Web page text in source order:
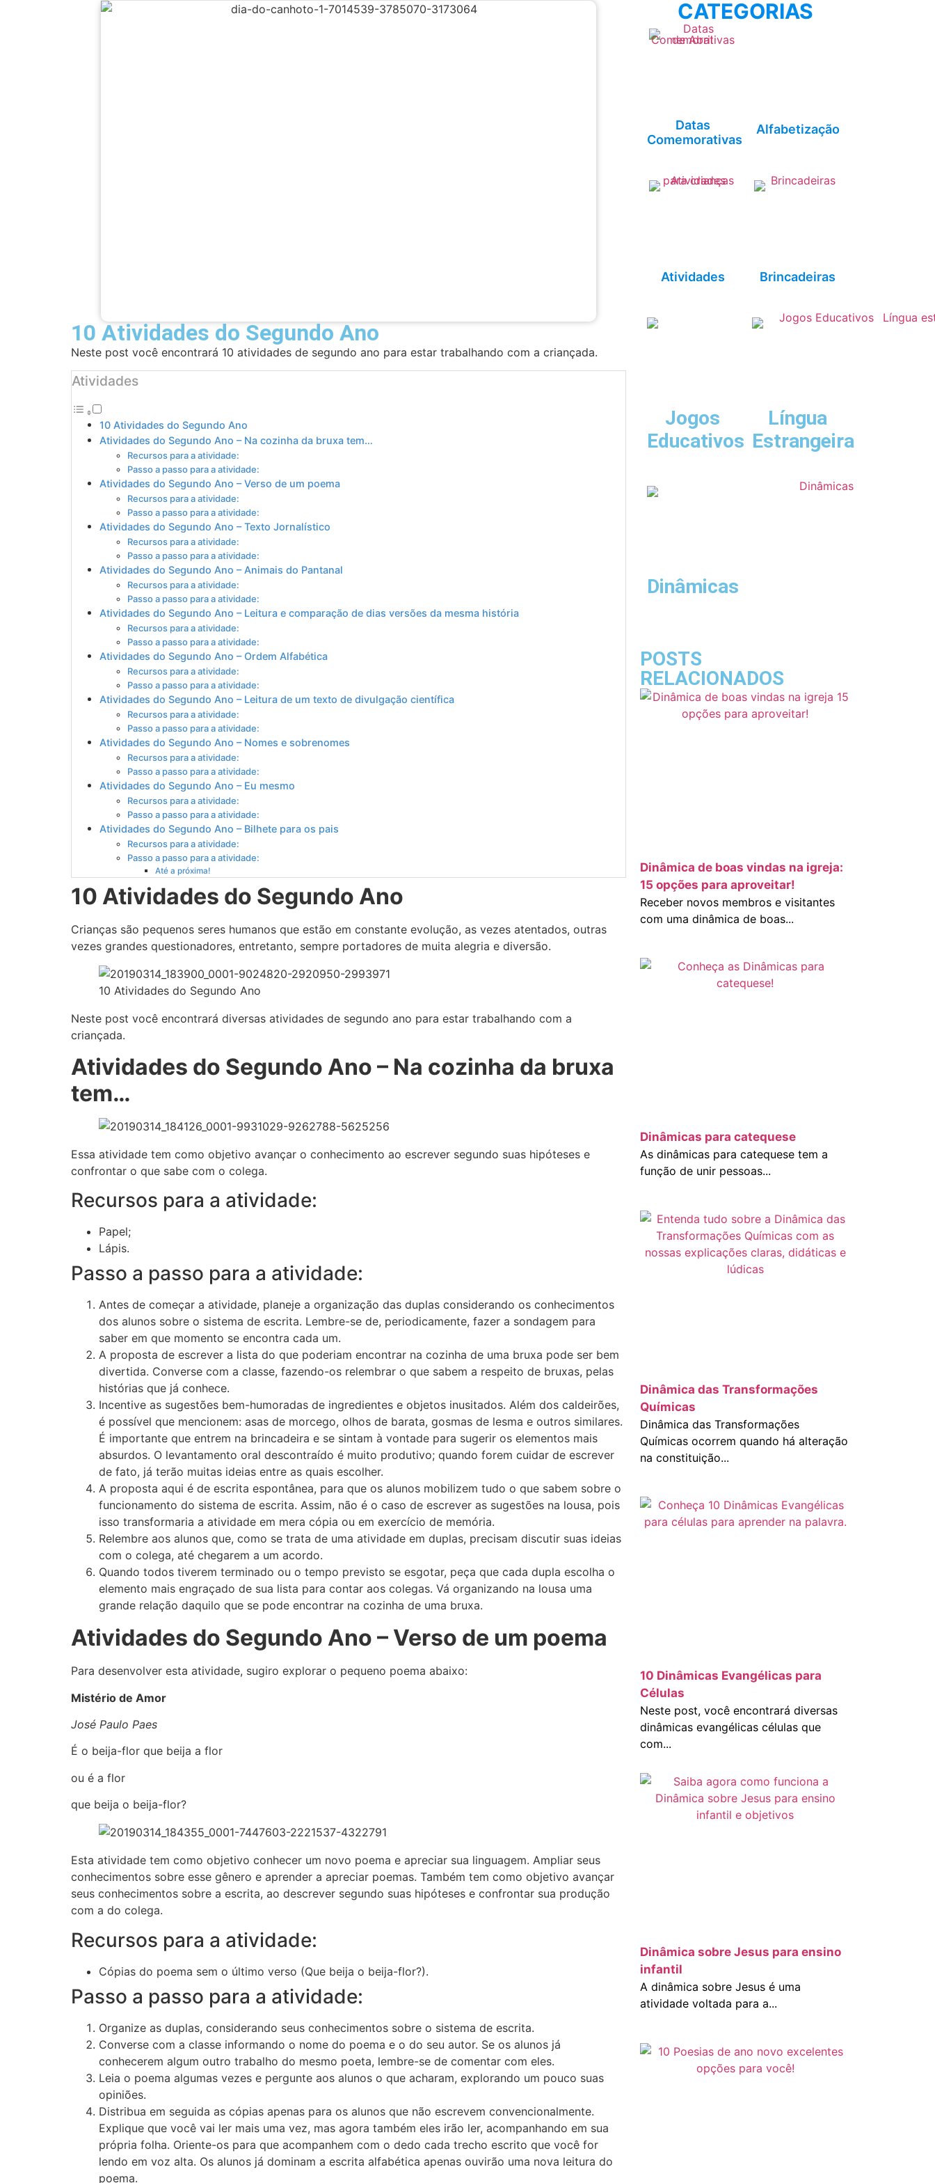
10 Atividades do Segundo Ano
Neste post você encontrará 10 atividades de segundo ano para estar trabalhando com a criançada.
Atividades
10 Atividades do Segundo Ano
Atividades do Segundo Ano – Na cozinha da bruxa tem…
Recursos para a atividade:
Passo a passo para a atividade:
Atividades do Segundo Ano – Verso de um poema
Recursos para a atividade:
Passo a passo para a atividade:
Atividades do Segundo Ano – Texto Jornalístico
Recursos para a atividade:
Passo a passo para a atividade:
Atividades do Segundo Ano – Animais do Pantanal
Recursos para a atividade:
Passo a passo para a atividade:
Atividades do Segundo Ano – Leitura e comparação de dias versões da mesma história
Recursos para a atividade:
Passo a passo para a atividade:
Atividades do Segundo Ano – Ordem Alfabética
Recursos para a atividade:
Passo a passo para a atividade:
Atividades do Segundo Ano – Leitura de um texto de divulgação científica
Recursos para a atividade:
Passo a passo para a atividade:
Atividades do Segundo Ano – Nomes e sobrenomes
Recursos para a atividade:
Passo a passo para a atividade:
Atividades do Segundo Ano – Eu mesmo
Recursos para a atividade:
Passo a passo para a atividade:
Atividades do Segundo Ano – Bilhete para os pais
Recursos para a atividade:
Passo a passo para a atividade:
Até a próxima!
10 Atividades do Segundo Ano
Crianças são pequenos seres humanos que estão em constante evolução, as vezes atentados, outras
vezes grandes questionadores, entretanto, sempre portadores de muita alegria e diversão.
10 Atividades do Segundo Ano
Neste post você encontrará diversas atividades de segundo ano para estar trabalhando com a
criançada.
Atividades do Segundo Ano – Na cozinha da bruxa
tem…
Essa atividade tem como objetivo avançar o conhecimento ao escrever segundo suas hipóteses e
confrontar o que sabe com o colega.
Recursos para a atividade:
Papel;
Lápis.
Passo a passo para a atividade:
Antes de começar a atividade, planeje a organização das duplas considerando os conhecimentos
dos alunos sobre o sistema de escrita. Lembre-se de, periodicamente, fazer a sondagem para
saber em que momento se encontra cada um.
A proposta de escrever a lista do que poderiam encontrar na cozinha de uma bruxa pode ser bem
divertida. Converse com a classe, fazendo-os relembrar o que sabem a respeito de bruxas, pelas
histórias que já conhece.
Incentive as sugestões bem-humoradas de ingredientes e objetos inusitados. Além dos caldeirões,
é possível que mencionem: asas de morcego, olhos de barata, gosmas de lesma e outros similares.
É importante que entrem na brincadeira e se sintam à vontade para sugerir os elementos mais
absurdos. O levantamento oral descontraído é muito produtivo; quando forem cuidar de escrever
de fato, já terão muitas ideias entre as quais escolher.
A proposta aqui é de escrita espontânea, para que os alunos mobilizem tudo o que sabem sobre o
funcionamento do sistema de escrita. Assim, não é o caso de escrever as sugestões na lousa, pois
isso transformaria a atividade em mera cópia ou em exercício de memória.
Relembre aos alunos que, como se trata de uma atividade em duplas, precisam discutir suas ideias
com o colega, até chegarem a um acordo.
Quando todos tiverem terminado ou o tempo previsto se esgotar, peça que cada dupla escolha o
elemento mais engraçado de sua lista para contar aos colegas. Vá organizando na lousa uma
grande relação daquilo que se pode encontrar na cozinha de uma bruxa.
Atividades do Segundo Ano – Verso de um poema
Para desenvolver esta atividade, sugiro explorar o pequeno poema abaixo:
Mistério de Amor
José Paulo Paes
É o beija-flor que beija a flor
ou é a flor
que beija o beija-flor?
Esta atividade tem como objetivo conhecer um novo poema e apreciar sua linguagem. Ampliar seus
conhecimentos sobre esse gênero e aprender a apreciar poemas. Também tem como objetivo avançar
seus conhecimentos sobre a escrita, ao descrever segundo suas hipóteses e confrontar sua produção
com a do colega.
Recursos para a atividade:
Cópias do poema sem o último verso (Que beija o beija-flor?).
Passo a passo para a atividade:
Organize as duplas, considerando seus conhecimentos sobre o sistema de escrita.
Converse com a classe informando o nome do poema e o do seu autor. Se os alunos já
conhecerem algum outro trabalho do mesmo poeta, lembre-se de comentar com eles.
Leia o poema algumas vezes e pergunte aos alunos o que acharam, explorando um pouco suas
opiniões.
Distribua em seguida as cópias apenas para os alunos que não escrevem convencionalmente.
Explique que você vai ler mais uma vez, mas agora também eles irão ler, acompanhando em sua
própria folha. Oriente-os para que acompanhem com o dedo cada trecho escrito que você for
lendo em voz alta. Os alunos já dominam a escrita alfabética apenas ouvirão uma nova leitura do
poema.
CATEGORIAS
Datas
Comemorativas
Alfabetização
Atividades Brincadeiras
Jogos
Educativos
Língua
Estrangeira
Dinâmicas
POSTS
RELACIONADOS
Dinâmica de boas vindas na igreja:
15 opções para aproveitar!
Receber novos membros e visitantes
com uma dinâmica de boas...
Dinâmicas para catequese
As dinâmicas para catequese tem a
função de unir pessoas...
Dinâmica das Transformações
Químicas
Dinâmica das Transformações
Químicas ocorrem quando há alteração
na constituição...
10 Dinâmicas Evangélicas para
Células
Neste post, você encontrará diversas
dinâmicas evangélicas células que
com...
Dinâmica sobre Jesus para ensino
infantil
A dinâmica sobre Jesus é uma
atividade voltada para a...